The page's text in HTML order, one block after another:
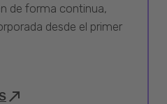
de forma continua,
desde el primer